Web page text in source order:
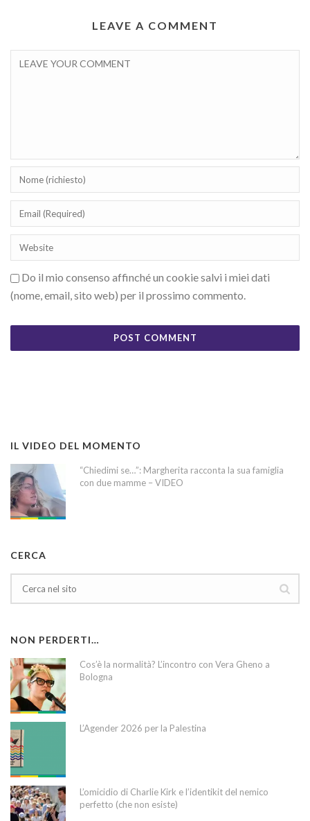
LEAVE A COMMENT
Do il mio consenso affinché un cookie salvi i miei dati
(nome, email, sito web) per il prossimo commento.
IL VIDEO DEL MOMENTO
“Chiedimi se…”: Margherita racconta la sua famiglia
con due mamme – VIDEO
CERCA
NON PERDERTI…
Cos’è la normalità? L’incontro con Vera Gheno a
Bologna
L’Agender 2026 per la Palestina
L’omicidio di Charlie Kirk e l’identikit del nemico
perfetto (che non esiste)